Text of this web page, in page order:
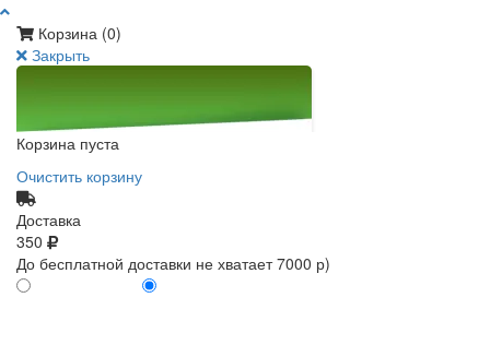
Корзина (0)
Закрыть
Корзина пуста
Очистить корзину
Доставка
350
До бесплатной доставки не хватает 7000 р)